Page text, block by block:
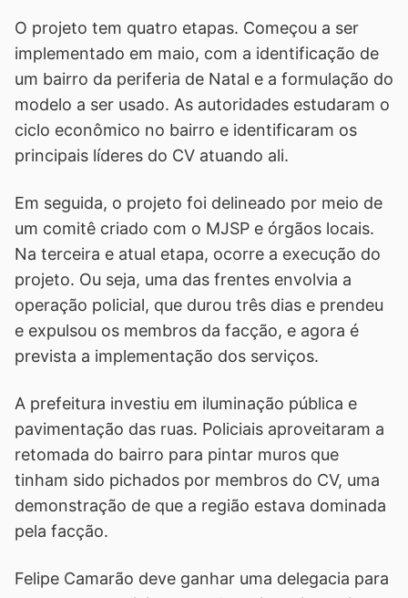
O projeto tem quatro etapas. Começou a ser
implementado em maio, com a identificação de
um bairro da periferia de Natal e a formulação do
modelo a ser usado. As autoridades estudaram o
ciclo econômico no bairro e identificaram os
principais líderes do CV atuando ali.
Em seguida, o projeto foi delineado por meio de
um comitê criado com o MJSP e órgãos locais.
Na terceira e atual etapa, ocorre a execução do
projeto. Ou seja, uma das frentes envolvia a
operação policial, que durou três dias e prendeu
e expulsou os membros da facção, e agora é
prevista a implementação dos serviços.
A prefeitura investiu em iluminação pública e
pavimentação das ruas. Policiais aproveitaram a
retomada do bairro para pintar muros que
tinham sido pichados por membros do CV, uma
demonstração de que a região estava dominada
pela facção.
Felipe Camarão deve ganhar uma delegacia para